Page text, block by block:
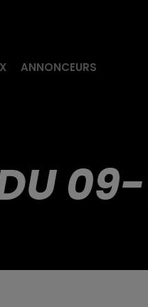
ANNONCEURS